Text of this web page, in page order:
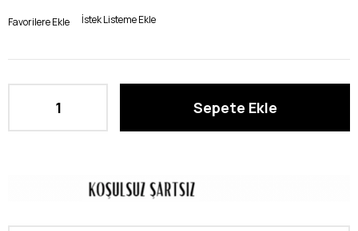
Favorilere Ekle İstek Listeme Ekle